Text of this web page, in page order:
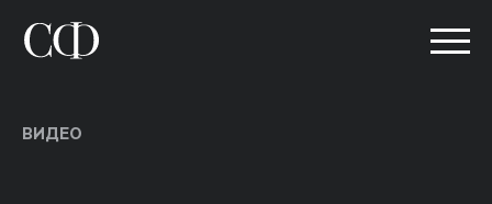
ВИДЕО